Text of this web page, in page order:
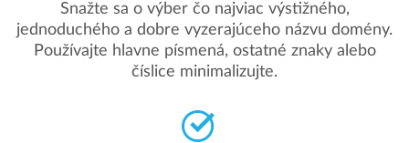
Snažte sa o výber čo najviac výstižného,
jednoduchého a dobre vyzerajúceho názvu domény.
Používajte hlavne písmená, ostatné znaky alebo
číslice minimalizujte.